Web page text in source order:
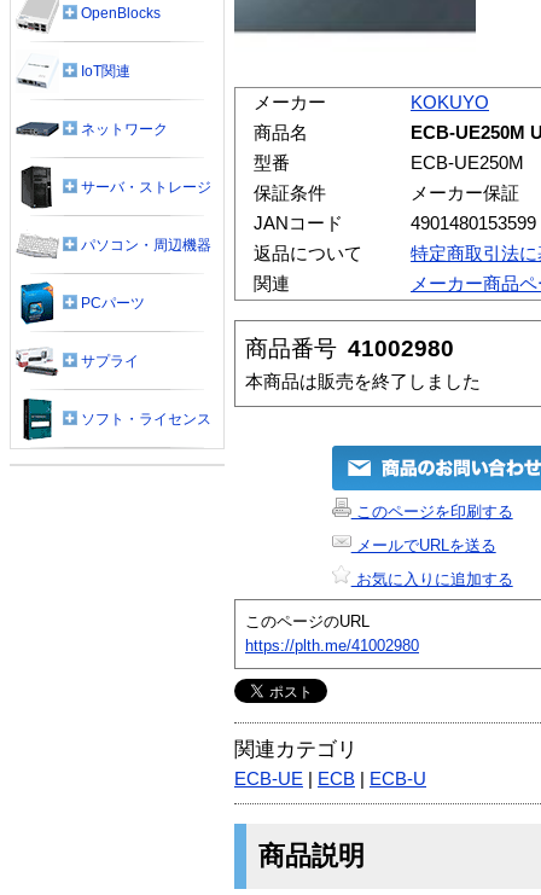
メーカー
KOKUYO
商品名
ECB-UE250M
型番
ECB-UE250M
保証条件
メーカー保証
JANコード
4901480153599
返品について
特定商取引法
関連
メーカー商品
商品番号 41002980
本商品は販売を終了しました
このページを印刷する
メールでURLを送る
お気に入りに追加する
このページのURL
https://plth.me/41002980
関連カテゴリ
ECB-UE ECB ECB-U
商品説明
OpenBlocks
IoT関連
ネットワーク
サーバ・ストレージ
パソコン・周辺機器
PCパーツ
サプライ
ソフト・ライセンス